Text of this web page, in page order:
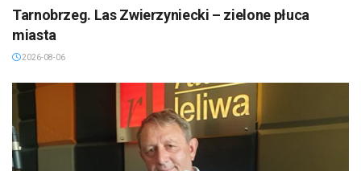
Tarnobrzeg. Las Zwierzyniecki – zielone płuca
miasta
2026-08-06